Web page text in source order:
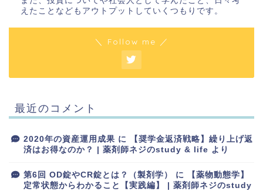
えたことなどもアウトプットしていくつもりです。
＼ Follow me ／
最近のコメント
2020年の資産運用成果 に
【奨学金返済戦略】繰り上げ返
済はお得なのか？ | 薬剤師ネジのstudy & life より
第6回 OD錠やCR錠とは？（製剤学） に
【薬物動態学】
定常状態からわかること【実践編】 | 薬剤師ネジのstudy